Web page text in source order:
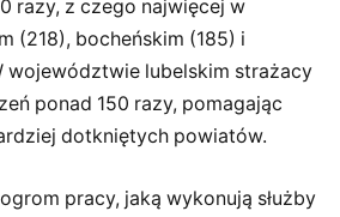
razy, z czego najwięcej w
(218), bocheńskim (185) i
województwie lubelskim strażacy
ponad 150 razy, pomagając
dotkniętych powiatów.
pracy, jaką wykonują służby